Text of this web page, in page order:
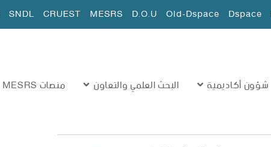
Dspace
Old-Dspace
D.O.U
MESRS
CRUEST
SNDL
شؤون أكاديمية البحث العلمي والتعاون منصات MESRS